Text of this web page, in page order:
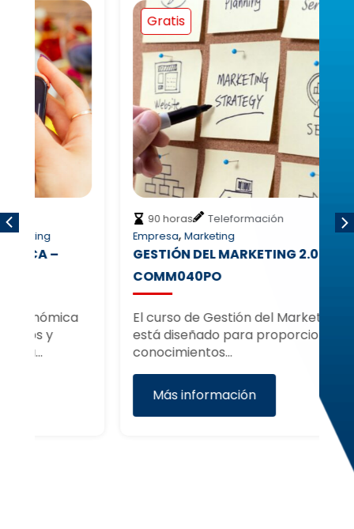
Gratis
Teleformación
Marketing
GESTIÓN DEL MARKETING 2.0 –
COMM040PO
El curso de Gestión del Marketing 2.0
está diseñado para proporcionar
conocimientos…
Más información